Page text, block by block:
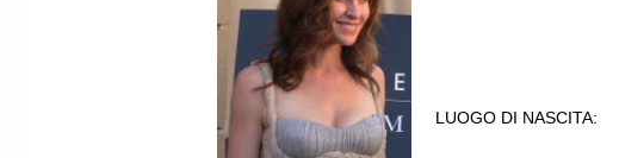
LUOGO DI NASCITA: